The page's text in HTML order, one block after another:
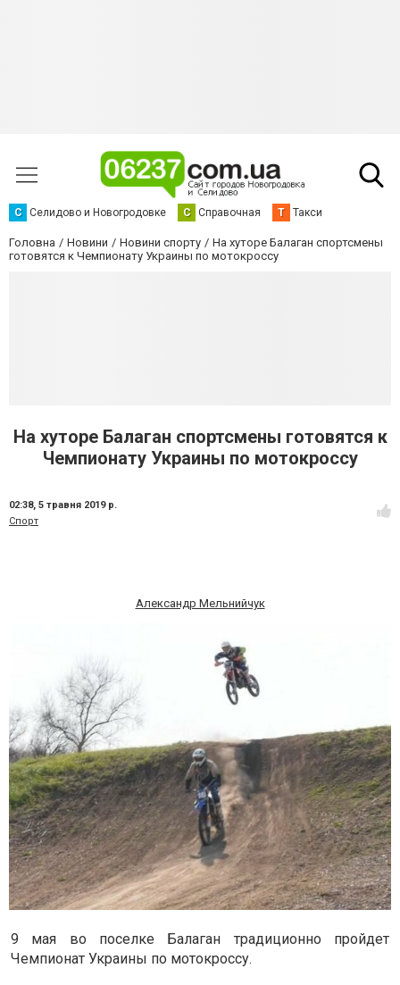
С Селидово и Новогродовке С Справочная Т Такси
Головна Новини Новини спорту
На хуторе Балаган спортсмены
готовятся к Чемпионату Украины по мотокроссу
На хуторе Балаган спортсмены готовятся к
Чемпионату Украины по мотокроссу
02:38, 5 травня 2019 р.
Спорт
Александр Мельнийчук
9 мая во поселке Балаган традиционно пройдет
Чемпионат Украины по мотокроссу.